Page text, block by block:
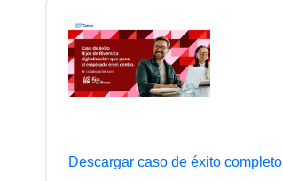
Belgium (English)
España (Español)
Norway (English)
Descargar caso de éxito completo